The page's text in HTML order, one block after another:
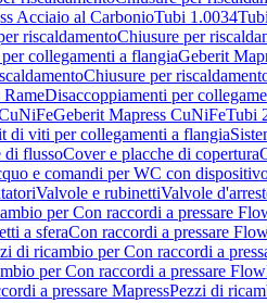
Acciaio al CarbonioTubi 1.0034
riscaldamentoChiusure per
collegamenti a flangiaGeberit
Chiusure per
RameDisaccoppiamenti per
Geberit Mapress CuNiFeTubi
di viti per collegamenti a flangia
di flussoCover e placche di copertura
e comandi per WC con
Valvole e rubinettiValvole
per Con raccordi a pressare
a sferaCon raccordi a pressare
di ricambio per Con raccordi a
per Con raccordi a pressare
a pressare MapressPezzi di